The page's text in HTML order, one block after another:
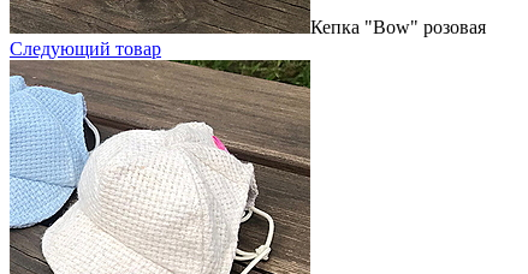
Кепка "Bow" розовая
Следующий товар